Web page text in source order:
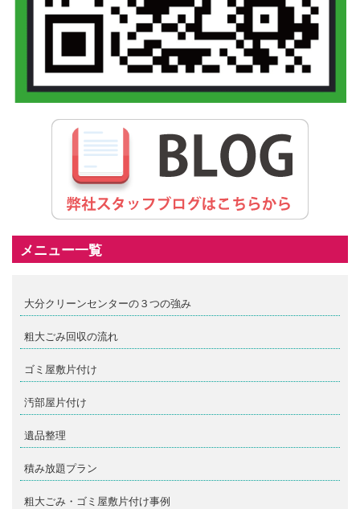
メニュー一覧
大分クリーンセンターの３つの強み
粗大ごみ回収の流れ
ゴミ屋敷片付け
汚部屋片付け
遺品整理
積み放題プラン
粗大ごみ・ゴミ屋敷片付け事例